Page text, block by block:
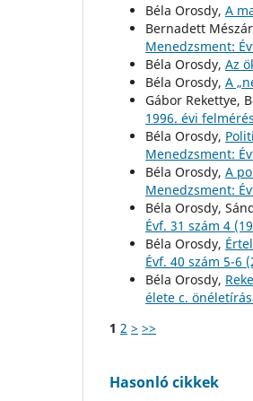
Béla Orosdy, A
Bernadett
Menedzsment:
Béla Orosdy, Az
Béla Orosdy, A
Gábor Rekettye,
1996. évi
Béla Orosdy,
Menedzsment:
Béla Orosdy, A
Menedzsment:
Béla Orosdy,
Évf. 31 szám 4
Béla Orosdy,
Évf. 40 szám 5-6
Béla Orosdy,
élete c.
1 2 > >>
Hasonló cikkek